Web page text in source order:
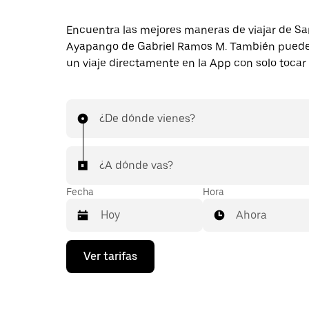
Encuentra las mejores maneras de viajar de
Ayapango de Gabriel Ramos M. También
un viaje directamente en la App con solo
¿De dónde vienes?
¿A dónde vas?
Fecha
Presiona
flecha
Hora
Ahora
Ver tarifas